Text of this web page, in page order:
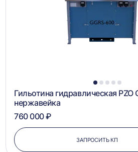
1 2 3 4 5
Гильотина гидравлическая PZO
нержавейка
760 000 ₽
ЗАПРОСИТЬ КП